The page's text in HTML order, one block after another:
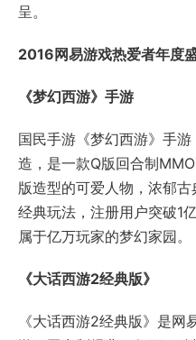
属于亿万玩家的梦幻家园。
《大话西游2经典版》
《大话西游2经典版》是网
古色的中国画风，精彩好
及丰富的文化内涵风靡全
喜爱！国民男神胡歌倾情
三界江湖！
经典，推出的全新免费模